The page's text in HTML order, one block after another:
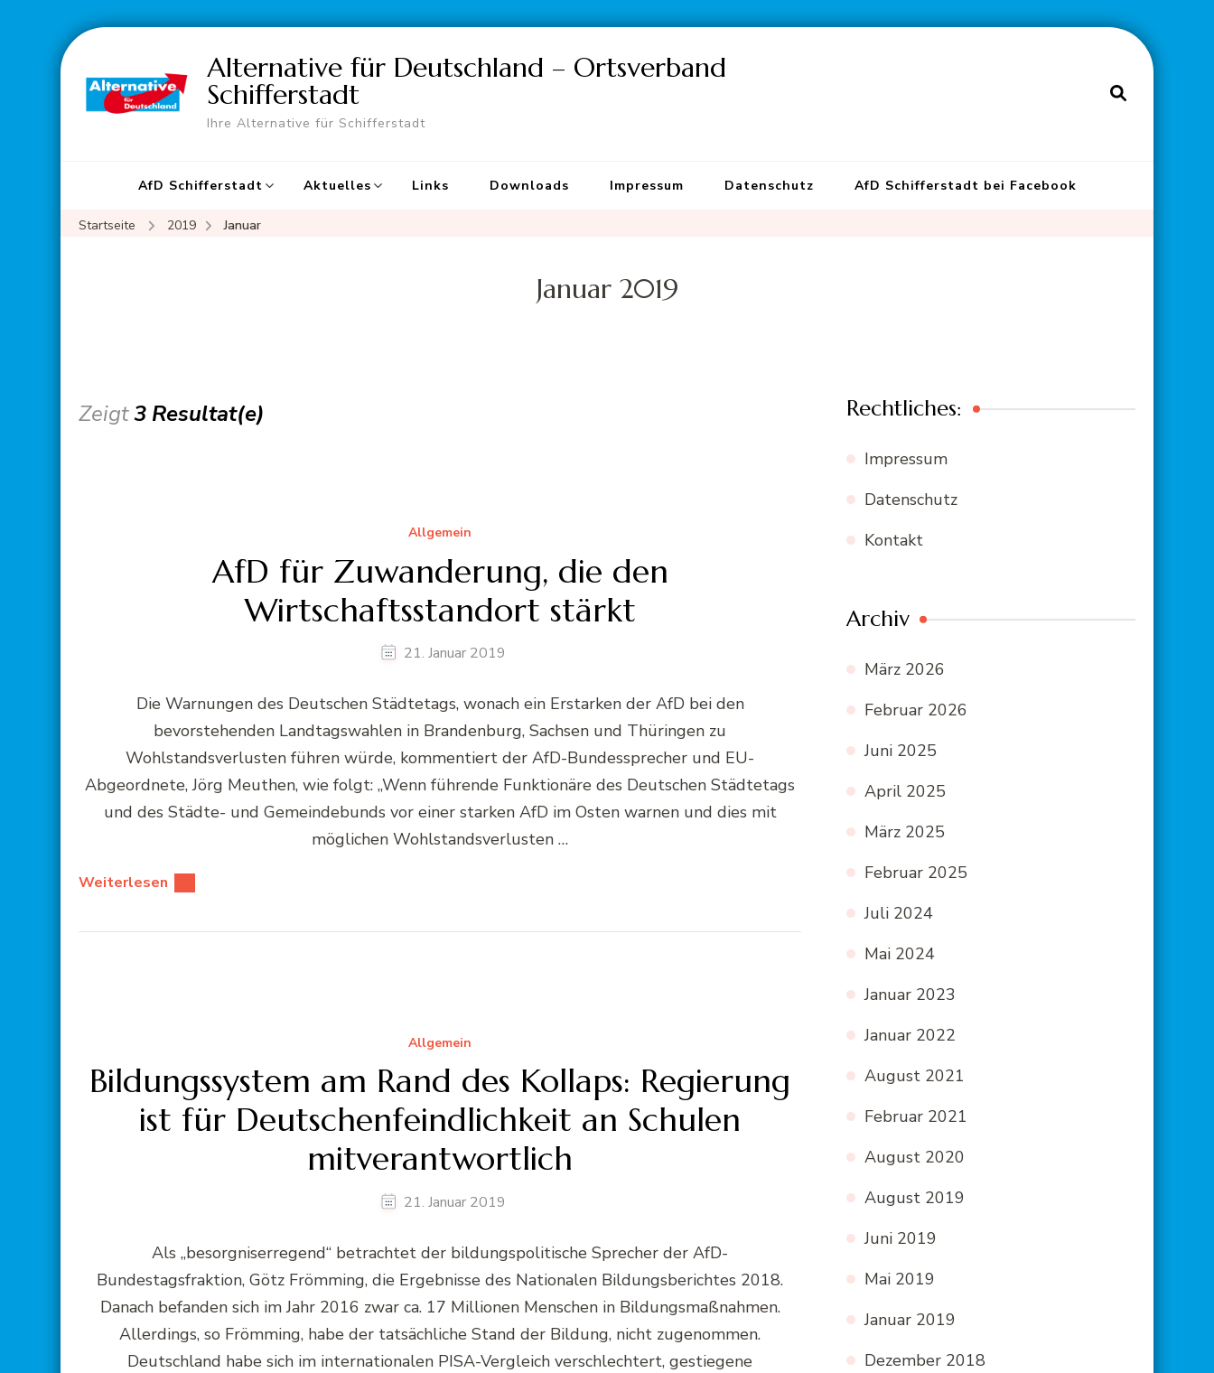
Alternative für Deutschland – Ortsverband
Schifferstadt
Ihre Alternative für Schifferstadt
AfD Schifferstadt Aktuelles Links Downloads Impressum Datenschutz AfD Schifferstadt bei Facebook
Startseite 2019 Januar
Januar 2019
Zeigt3 Resultat(e)
Allgemein
AfD für Zuwanderung, die den
Wirtschaftsstandort stärkt
21. Januar 2019
Die Warnungen des Deutschen Städtetags, wonach ein Erstarken der AfD bei den
bevorstehenden Landtagswahlen in Brandenburg, Sachsen und Thüringen zu
Wohlstandsverlusten führen würde, kommentiert der AfD-Bundessprecher und EU-
Abgeordnete, Jörg Meuthen, wie folgt: ,,Wenn führende Funktionäre des Deutschen Städtetags
und des Städte- und Gemeindebunds vor einer starken AfD im Osten warnen und dies mit
möglichen Wohlstandsverlusten …
Weiterlesen
Allgemein
Bildungssystem am Rand des Kollaps: Regierung
ist für Deutschenfeindlichkeit an Schulen
mitverantwortlich
21. Januar 2019
Als „besorgniserregend“ betrachtet der bildungspolitische Sprecher der AfD-
Bundestagsfraktion, Götz Frömming, die Ergebnisse des Nationalen Bildungsberichtes 2018.
Danach befanden sich im Jahr 2016 zwar ca. 17 Millionen Menschen in Bildungsmaßnahmen.
Allerdings, so Frömming, habe der tatsächliche Stand der Bildung, nicht zugenommen.
Deutschland habe sich im internationalen PISA-Vergleich verschlechtert, gestiegene
Rechtliches:
Impressum
Datenschutz
Kontakt
Archiv
März 2026
Februar 2026
Juni 2025
April 2025
März 2025
Februar 2025
Juli 2024
Mai 2024
Januar 2023
Januar 2022
August 2021
Februar 2021
August 2020
August 2019
Juni 2019
Mai 2019
Januar 2019
Dezember 2018